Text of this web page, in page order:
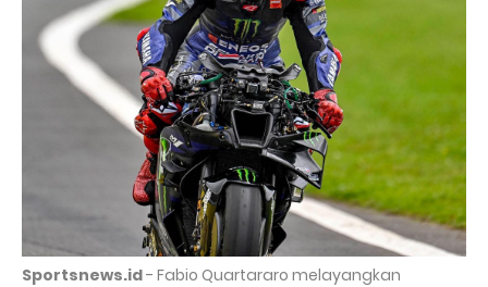
Sportsnews.id- Fabio Quartararo melayangkan